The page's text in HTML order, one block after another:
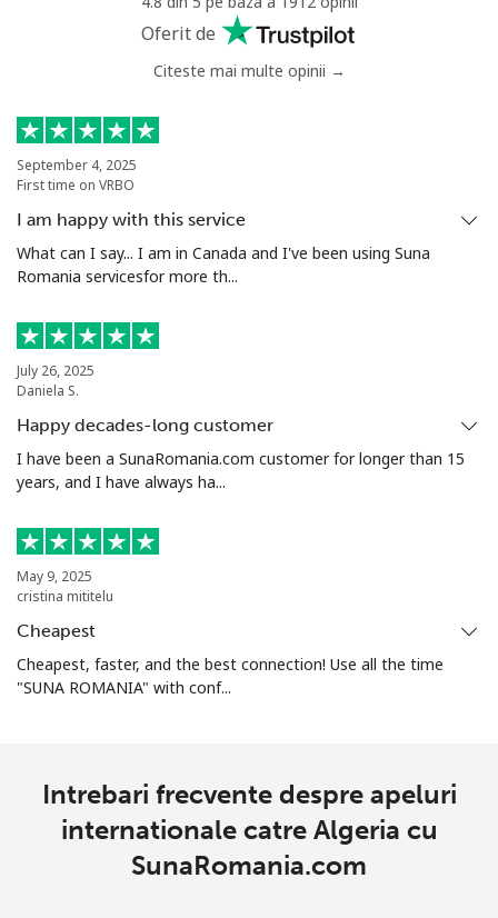
33 min pentru ⁦€10⁩
Mobil
Antigua And Barbuda
Telefon
⁦32.5¢⁩
⁦1.6¢⁩ 625 min pentru ⁦€10⁩
Mobil ⁦19.5¢⁩
Armenia
Telefon
fix
⁦25.5¢⁩ 39 min pentru ⁦€10⁩ -
Aruba
⁦12.9¢⁩ 77 min pentru ⁦€10⁩
Oferit de
Citeste mai multe opinii →
September 4, 2025
First time on VRBO
I am happy with this service
What can I say... I am in Canada and I've been using Suna
Romania servicesfor more th...
July 26, 2025
Daniela S.
Happy decades-long customer
I have been a SunaRomania.com customer for longer than 15
years, and I have always ha...
May 9, 2025
cristina mititelu
Cheapest
Cheapest, faster, and the best connection! Use all the time
"SUNA ROMANIA" with conf...
Intrebari frecvente despre apeluri
internationale catre Algeria cu
SunaRomania.com